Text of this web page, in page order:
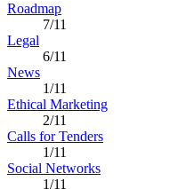
Roadmap
7/11
Legal
6/11
News
1/11
Ethical Marketing
2/11
Calls for Tenders
1/11
Social Networks
1/11